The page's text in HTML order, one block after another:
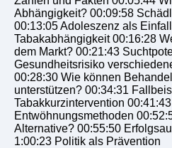
Abhängigkeit? 00:09:58
00:13:05 Adoleszenz als
Tabakabhängigkeit 00:16:28
dem Markt? 00:21:43
Gesundheitsrisiko
00:28:30 Wie können
unterstützen? 00:34:31
Tabakkurzintervention
Entwöhnungsmethoden
Alternative? 00:55:50
1:00:23 Politik als Prävention